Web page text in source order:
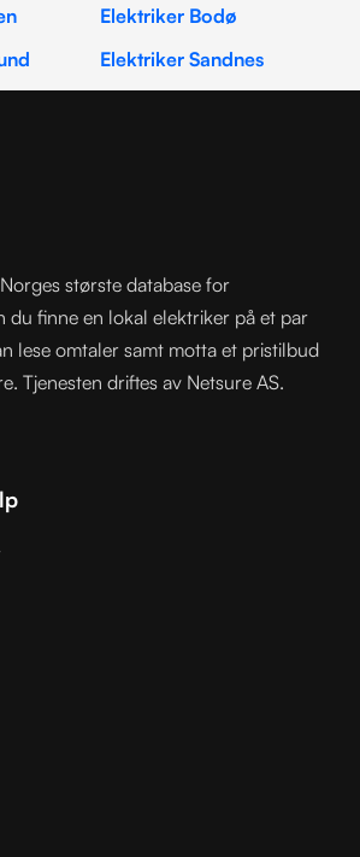
Elektriker Bodø
Elektriker Sandnes
største database for
du finne en lokal elektriker på et par
lese omtaler samt motta et pristilbud
Tjenesten driftes av Netsure AS.